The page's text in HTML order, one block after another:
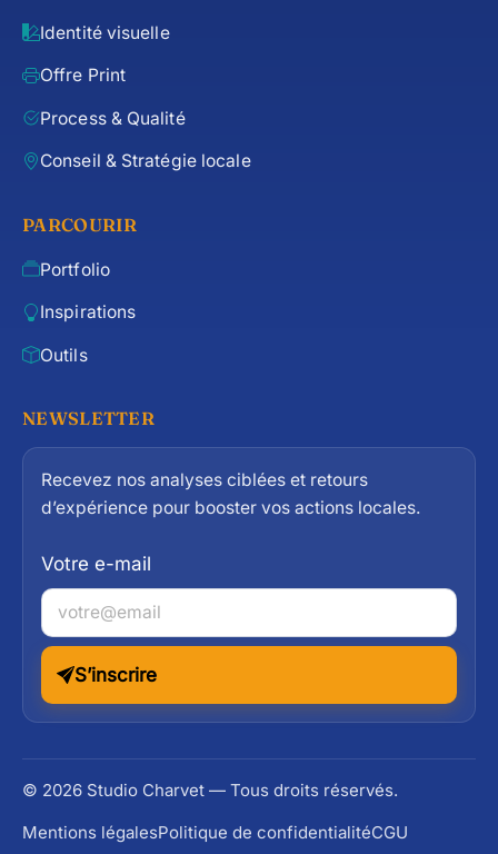
Identité visuelle
Offre Print
Process & Qualité
Conseil & Stratégie locale
PARCOURIR
Portfolio
Inspirations
Outils
NEWSLETTER
Recevez nos analyses ciblées et retours
d’expérience pour booster vos actions locales.
Votre e-mail
S’inscrire
© 2026 Studio Charvet — Tous droits réservés.
Mentions légalesPolitique de confidentialitéCGU